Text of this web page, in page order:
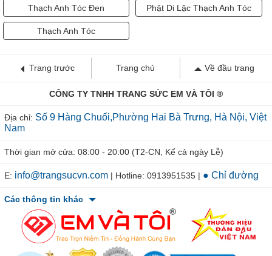
Thạch Anh Tóc Đen Phật Di Lặc Thạch Anh Tóc
Thạch Anh Tóc
Trang trước Trang chủ Về đầu trang
CÔNG TY TNHH TRANG SỨC EM VÀ TÔI ®
Địa chỉ: Số 9 Hàng Chuối,Phường Hai Bà Trưng, Hà Nội, Việt
Nam
Thời gian mở cửa: 08:00 - 20:00 (T2-CN, Kể cả ngày Lễ)
E: info@trangsucvn.com | Hotline: 0913951535 | ● Chỉ đường
Các thông tin khác